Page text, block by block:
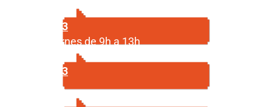
687 29 56 23
Lunes a viernes de 9h a 13h
687 29 56 23